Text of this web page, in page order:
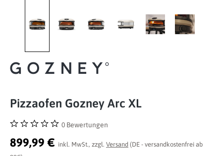
Pizzaofen Gozney Arc XL
Durchschnittliche Bewertung von 0 von 5 Sternen
0 Bewertungen
899,99 € inkl. MwSt., zzgl. Versand (DE - versandkostenfrei ab